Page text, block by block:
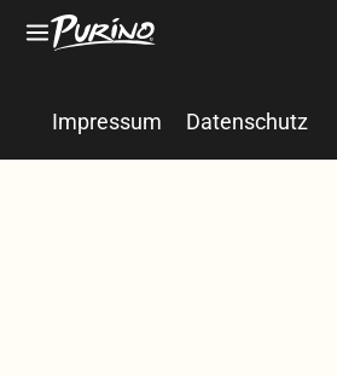
Impressum Datenschutz